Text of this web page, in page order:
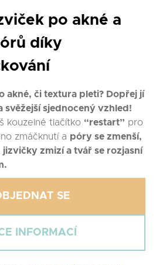
po akné a
díky
akné, či textura pleti? Dopřej jí
svěžejší sjednocený vzhled!
kouzelné tlačítko “restart” pro
zmáčknutí a póry se zmenší,
zmizí a tvář se rozjasní
SE
INFORMACÍ